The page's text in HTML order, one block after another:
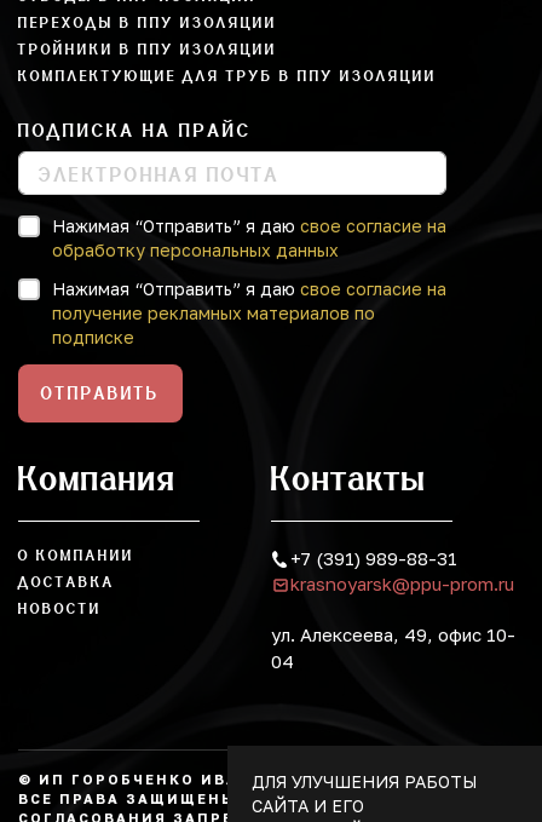
ПЕРЕХОДЫ В ППУ ИЗОЛЯЦИИ
ТРОЙНИКИ В ППУ ИЗОЛЯЦИИ
КОМПЛЕКТУЮЩИЕ ДЛЯ ТРУБ В ППУ ИЗОЛЯЦИИ
ПОДПИСКА НА ПРАЙС
Нажимая “Отправить” я даю свое согласие на
обработку персональных данных
Нажимая “Отправить” я даю свое согласие на
получение рекламных материалов по
подписке
ОТПРАВИТЬ
Компания
О КОМПАНИИ
ДОСТАВКА
НОВОСТИ
Контакты
+7 (391) 989-88-31
krasnoyarsk@ppu-prom.ru
ул. Алексеева, 49, офис 10-
04
© ИП ГОРОБЧЕНКО ИВАН АЛЕКСАНДРОВИЧ, 2026.
ВСЕ ПРАВА ЗАЩИЩЕНЫ, КОПИРОВАНИЕ БЕЗ
СОГЛАСОВАНИЯ ЗАПРЕЩЕНО. НЕ ЯВЛЯЕТСЯ
ДЛЯ УЛУЧШЕНИЯ РАБОТЫ
САЙТА И ЕГО